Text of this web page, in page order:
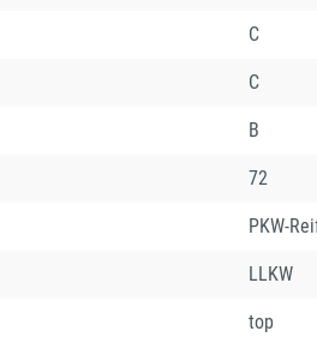
C
C
B
72
PKW-
LLKW
top